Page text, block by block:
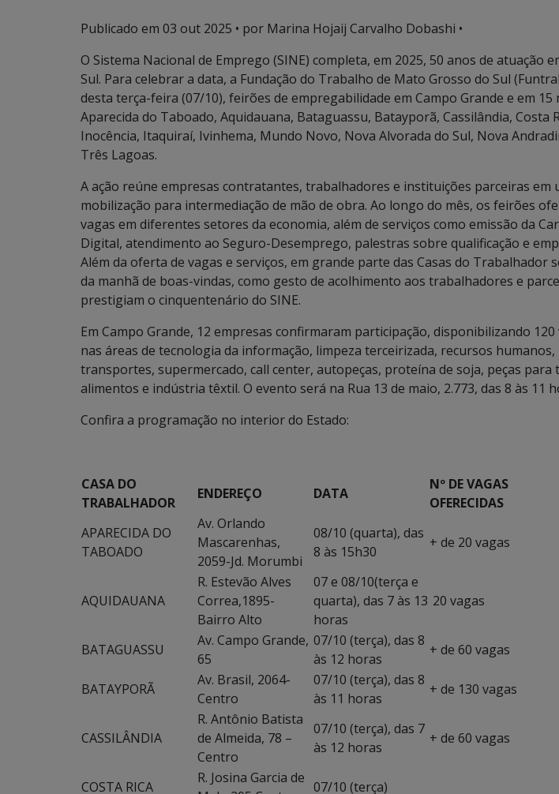
Publicado em 03 out 2025 • por Marina Hojaij Carvalho Dobashi •
O Sistema Nacional de Emprego (SINE) completa, em 2025, 50 anos de atuação
Sul. Para celebrar a data, a Fundação do Trabalho de Mato Grosso do Sul
desta terça-feira (07/10), feirões de empregabilidade em Campo Grande e em 15
Aparecida do Taboado, Aquidauana, Bataguassu, Batayporã, Cassilândia, Costa
Inocência, Itaquiraí, Ivinhema, Mundo Novo, Nova Alvorada do Sul, Nova
Três Lagoas.
A ação reúne empresas contratantes, trabalhadores e instituições parceiras em
mobilização para intermediação de mão de obra. Ao longo do mês, os feirões
vagas em diferentes setores da economia, além de serviços como emissão da
Digital, atendimento ao Seguro-Desemprego, palestras sobre qualificação e
Além da oferta de vagas e serviços, em grande parte das Casas do Trabalhador
da manhã de boas-vindas, como gesto de acolhimento aos trabalhadores e
prestigiam o cinquentenário do SINE.
Em Campo Grande, 12 empresas confirmaram participação, disponibilizando
nas áreas de tecnologia da informação, limpeza terceirizada, recursos
transportes, supermercado, call center, autopeças, proteína de soja, peças para
alimentos e indústria têxtil. O evento será na Rua 13 de maio, 2.773, das 8 às 11
Confira a programação no interior do Estado:
CASA DO
TRABALHADOR
ENDEREÇO DATA
Nº DE VAGAS
OFERECIDAS
APARECIDA DO
TABOADO
Av. Orlando
Mascarenhas,
2059-Jd. Morumbi
08/10 (quarta), das
8 às 15h30
+ de 20 vagas
AQUIDAUANA
R. Estevão Alves
Correa,1895-
Bairro Alto
07 e 08/10(terça e
quarta), das 7 às 13
horas
20 vagas
BATAGUASSU
Av. Campo Grande,
65
07/10 (terça), das 8
às 12 horas
+ de 60 vagas
BATAYPORÃ
Av. Brasil, 2064-
Centro
07/10 (terça), das 8
às 11 horas
+ de 130 vagas
CASSILÂNDIA
R. Antônio Batista
de Almeida, 78 –
Centro
07/10 (terça), das 7
às 12 horas
+ de 60 vagas
COSTA RICA
R. Josina Garcia de
07/10 (terça)